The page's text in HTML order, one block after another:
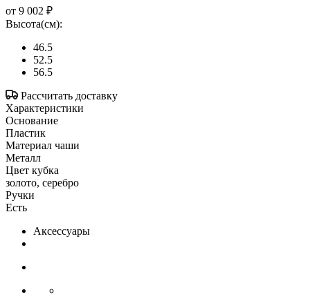
от 9 002 ₽
Высота(см):
46.5
52.5
56.5
Рассчитать доставку
Характеристики
Основание
Пластик
Материал чаши
Металл
Цвет кубка
золото, серебро
Ручки
Есть
Аксессуары